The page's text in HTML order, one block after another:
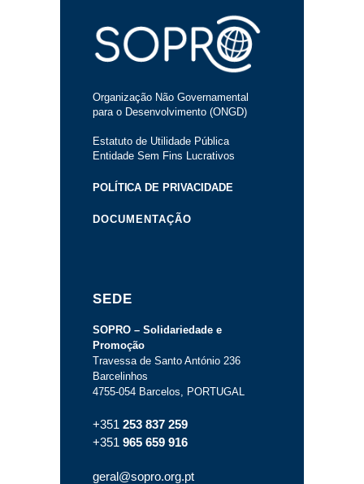
Organização Não Governamental
para o Desenvolvimento (ONGD)
Estatuto de Utilidade Pública
Entidade Sem Fins Lucrativos
POLÍTICA DE PRIVACIDADE
DOCUMENTAÇÃO
SEDE
SOPRO – Solidariedade e
Promoção
Travessa de Santo António 236
Barcelinhos
4755-054 Barcelos, PORTUGAL
+351 253 837 259
+351 965 659 916
geral@sopro.org.pt